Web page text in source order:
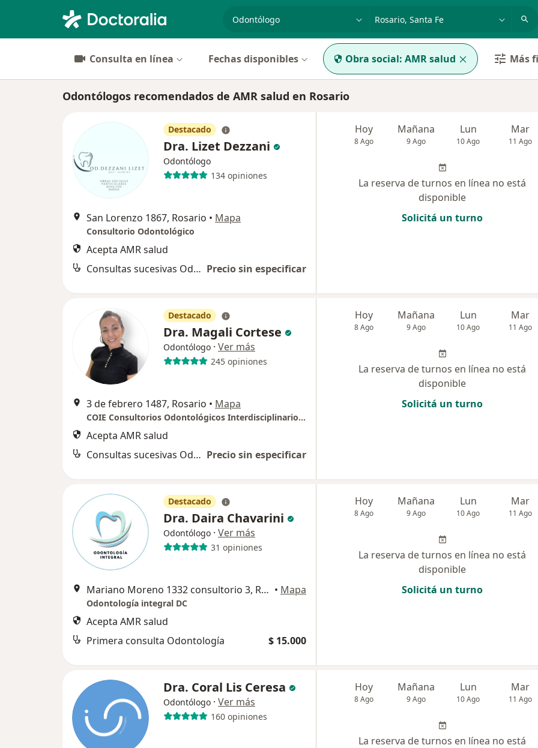
especialidad, enfermedad o nombre
Consulta en línea Fechas disponibles Obra social: AMR salud Más
Odontólogos recomendados de AMR salud en Rosario
Destacado
Dra. Lizet Dezzani
Odontólogo
134 opiniones
San Lorenzo 1867, Rosario • Mapa
Consultorio Odontológico
Acepta AMR salud
Consultas sucesivas Odontología Precio sin especificar
Hoy
8 Ago
Mañana
9 Ago
Lun
10 Ago
Mar
11 Ago
La reserva de turnos en línea no está
disponible
Solicitá un turno
Destacado
Dra. Magali Cortese
Odontólogo · Ver más
245 opiniones
3 de febrero 1487, Rosario • Mapa
COIE Consultorios Odontológicos Interdisciplinarios Rosario
Acepta AMR salud
Consultas sucesivas Odontología Precio sin especificar
Hoy
8 Ago
Mañana
9 Ago
Lun
10 Ago
Mar
11 Ago
La reserva de turnos en línea no está
disponible
Solicitá un turno
Destacado
Dra. Daira Chavarini
Odontólogo · Ver más
31 opiniones
Mariano Moreno 1332 consultorio 3, Rosario • Mapa
Odontología integral DC
Acepta AMR salud
Primera consulta Odontología
$ 15.000
Hoy
8 Ago
Mañana
9 Ago
Lun
10 Ago
Mar
11 Ago
La reserva de turnos en línea no está
disponible
Solicitá un turno
Dra. Coral Lis Ceresa
Odontólogo · Ver más
160 opiniones
Hoy
8 Ago
Mañana
9 Ago
Lun
10 Ago
Mar
11 Ago
La reserva de turnos en línea no está